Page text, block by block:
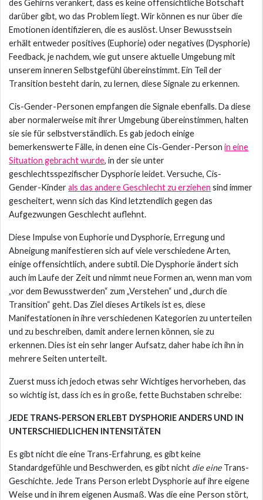
des Gehirns verankert, dass es keine offensichtliche Botschaft
darüber gibt, wo das Problem liegt. Wir können es nur über die
Emotionen identifizieren, die es auslöst. Unser Bewusstsein
erhält entweder positives (Euphorie) oder negatives (Dysphorie)
Feedback, je nachdem, wie gut unsere aktuelle Umgebung mit
unserem inneren Selbstgefühl übereinstimmt. Ein Teil der
Transition besteht darin, zu lernen, diese Signale zu erkennen.
Cis-Gender-Personen empfangen die Signale ebenfalls. Da diese
aber normalerweise mit ihrer Umgebung übereinstimmen, halten
sie sie für selbstverständlich. Es gab jedoch einige
bemerkenswerte Fälle, in denen eine Cis-Gender-Personin eine
Situation gebracht wurde, in der sie unter
geschlechtsspezifischer Dysphorie leidet. Versuche, Cis-
Gender-Kinderals das andere Geschlecht zu erziehen sind immer
gescheitert, wenn sich das Kind letztendlich gegen das
Aufgezwungen Geschlecht auflehnt.
Diese Impulse von Euphorie und Dysphorie, Erregung und
Abneigung manifestieren sich auf viele verschiedene Arten,
einige offensichtlich, andere subtil. Die Dysphorie ändert sich
auch im Laufe der Zeit und nimmt neue Formen an, wenn man vom
„vor dem Bewusstwerden“ zum „Verstehen“ und „durch die
Transition“ geht. Das Ziel dieses Artikels ist es, diese
Manifestationen in ihre verschiedenen Kategorien zu unterteilen
und zu beschreiben, damit andere lernen können, sie zu
erkennen. Dies ist ein sehr langer Aufsatz, daher habe ich ihn in
mehrere Seiten unterteilt.
Zuerst muss ich jedoch etwas sehr Wichtiges hervorheben, das
so wichtig ist, dass ich es in große, fette Buchstaben schreibe:
JEDE TRANS-PERSON ERLEBT DYSPHORIE ANDERS UND IN
UNTERSCHIEDLICHEN INTENSITÄTEN
Es gibt nicht die eine Trans-Erfahrung, es gibt keine
Standardgefühle und Beschwerden, es gibt nicht die eine Trans-
Geschichte. Jede Trans Person erlebt Dysphorie auf ihre eigene
Weise und in ihrem eigenen Ausmaß. Was die eine Person stört,